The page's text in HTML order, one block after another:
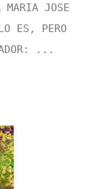
MARIA JOSE
ES, PERO
...